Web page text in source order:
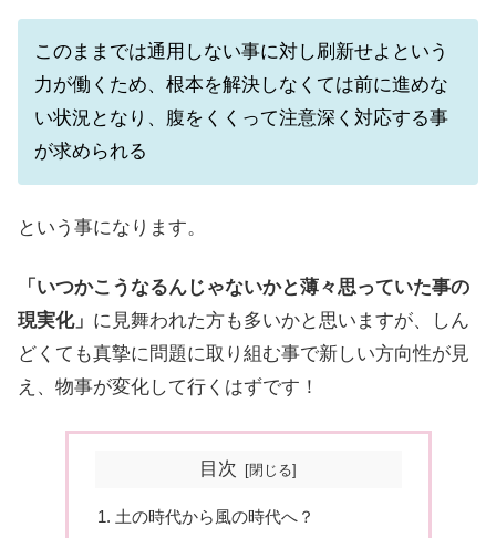
このままでは通用しない事に対し刷新せよという
力が働くため、根本を解決しなくては前に進めな
い状況となり、腹をくくって注意深く対応する事
が求められる
という事になります。
「いつかこうなるんじゃないかと薄々思っていた事の
現実化」 に見舞われた方も多いかと思いますが、しん
どくても真摯に問題に取り組む事で新しい方向性が見
え、物事が変化して行くはずです！
目次
土の時代から風の時代へ？